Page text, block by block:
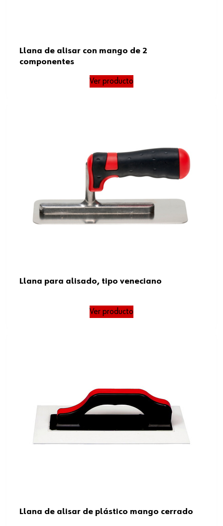
Llana de alisar con mango de 2
componentes
Ver producto
Llana para alisado, tipo veneciano
Ver producto
Llana de alisar de plástico mango cerrado